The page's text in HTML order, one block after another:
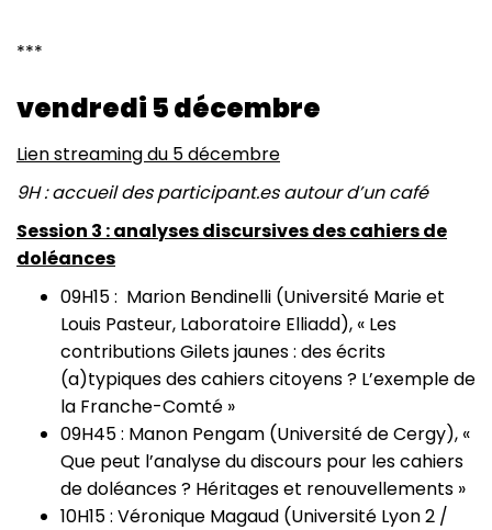
***
vendredi 5 décembre
Lien streaming du 5 décembre
9H : accueil des participant.es autour d’un café
Session 3 : analyses discursives des cahiers de
doléances
09H15 : Marion Bendinelli (Université Marie et
Louis Pasteur, Laboratoire Elliadd), « Les
contributions Gilets jaunes : des écrits
(a)typiques des cahiers citoyens ? L’exemple de
la Franche-Comté »
09H45 : Manon Pengam (Université de Cergy), «
Que peut l’analyse du discours pour les cahiers
de doléances ? Héritages et renouvellements »
10H15 : Véronique Magaud (Université Lyon 2 /